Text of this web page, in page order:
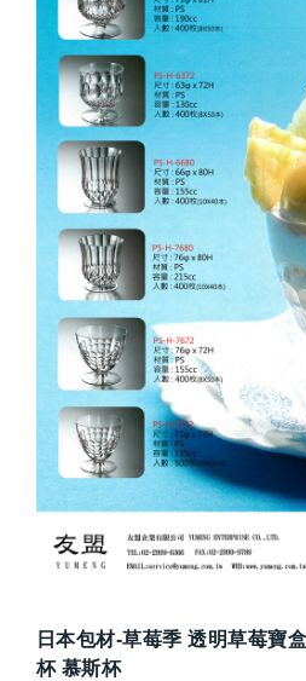
日本包材-草莓季 透明草莓寶
杯 慕斯杯